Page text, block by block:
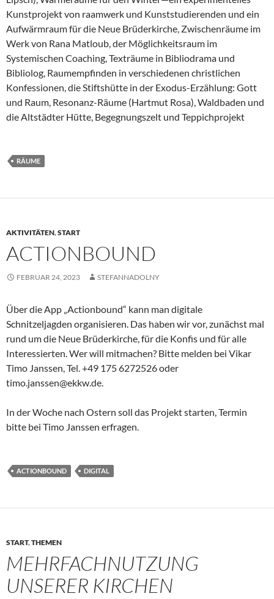
Kunstprojekt von raamwerk und Kunststudierenden und ein
Aufwärmraum für die Neue Brüderkirche, Zwischenräume im
Werk von Rana Matloub, der Möglichkeitsraum im
Systemischen Coaching, Texträume in Bibliodrama und
Bibliolog, Raumempfinden in verschiedenen christlichen
Konfessionen, die Stiftshütte in der Exodus-Erzählung: Gott
und Raum, Resonanz-Räume (Hartmut Rosa), Waldbaden und
die Altstädter Hütte, Begegnungszelt und Teppichprojekt
RÄUME
AKTIVITÄTEN,START
ACTIONBOUND
FEBRUAR 24, 2023 STEFANNADOLNY
Über die App „Actionbound“ kann man digitale
Schnitzeljagden organisieren. Das haben wir vor, zunächst mal
rund um die Neue Brüderkirche, für die Konfis und für alle
Interessierten. Wer will mitmachen? Bitte melden bei Vikar
Timo Janssen, Tel. +49 175 6272526 oder
timo.janssen@ekkw.de.
In der Woche nach Ostern soll das Projekt starten, Termin
bitte bei Timo Janssen erfragen.
ACTIONBOUND DIGITAL
START,THEMEN
MEHRFACHNUTZUNG
UNSERER KIRCHEN